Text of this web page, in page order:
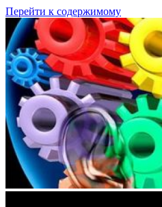
Перейти к содержимому